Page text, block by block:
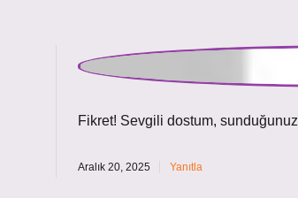
Fikret! Sevgili dostum,
Aralık 20, 2025 Yanıtla